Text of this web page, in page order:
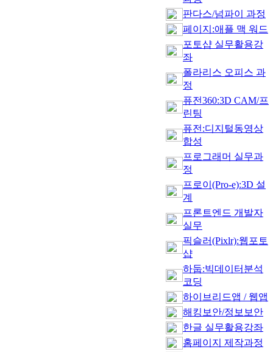
판다스/넘파이 과정
페이지:애플 맥 워드
포토샵 실무활용강
좌
폴라리스 오피스 과
정
퓨전360:3D CAM/프
린팅
퓨전:디지털동영상
합성
프로그래머 실무과
정
프로이(Pro-e):3D 설
계
프론트엔드 개발자
실무
픽슬러(Pixlr):웹포토
샵
하둡:빅데이터분석
코딩
하이브리드앱 / 웹앱
해킹보안/정보보안
한글 실무활용강좌
홈페이지 제작과정